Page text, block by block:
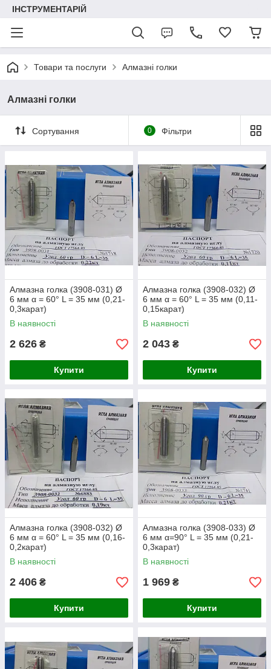
ІНСТРУМЕНТАРІЙ
Товари та послуги Алмазні голки
Алмазні голки
Сортування 0 Фільтри
Алмазна голка (3908-031) Ø
6 мм α = 60° L = 35 мм (0,21-
0,3карат)
В наявності
2 626 ₴
Купити
Алмазна голка (3908-032) Ø
6 мм α = 60° L = 35 мм (0,11-
0,15карат)
В наявності
2 043 ₴
Купити
Алмазна голка (3908-032) Ø
6 мм α = 60° L = 35 мм (0,16-
0,2карат)
В наявності
2 406 ₴
Купити
Алмазна голка (3908-033) Ø
6 мм α=90° L = 35 мм (0,21-
0,3карат)
В наявності
1 969 ₴
Купити